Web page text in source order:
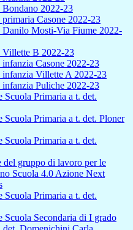
Bondano 2022-23
Casone 2022-23
Danilo Mosti-Via Fiume 2022-
Villette B 2022-23
Casone 2022-23
infanzia Villette A 2022-23
Puliche 2022-23
Primaria a t. det.
Scuola Primaria a t. det. Ploner
Primaria a t. det.
del gruppo di lavoro per le
Scuola 4.0 Azione Next
Primaria a t. det.
Scuola Secondaria di I grado